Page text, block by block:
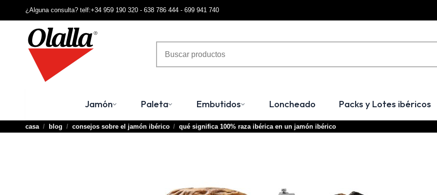
¿Alguna consulta? telf:+34 959 190 320 - 638 786 444 - 699 941 740
Jamón Paleta Embutidos Loncheado Packs y Lotes ibéricos
casa blog consejos sobre el jamón ibérico qué significa 100% raza ibérica en un jamón ibérico